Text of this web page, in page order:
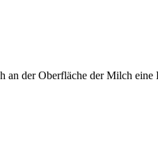
der Oberfläche der Milch eine